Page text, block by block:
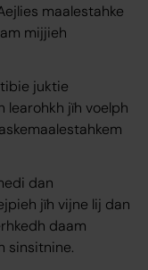
maalestahke
mijjieh
juktie
learohkh jïh voelph
dan
jïh vijne lij dan
daam
sinsitnine.